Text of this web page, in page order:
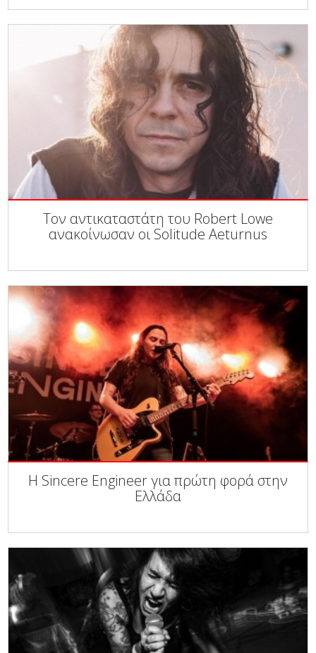
Τον αντικαταστάτη του Robert Lowe
ανακοίνωσαν οι Solitude Aeturnus
Η Sincere Engineer για πρώτη φορά στην
Ελλάδα